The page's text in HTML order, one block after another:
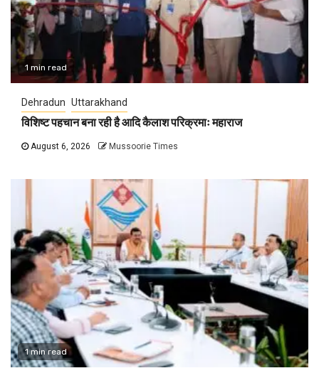
1 min read
Dehradun Uttarakhand
विशिष्ट पहचान बना रही है आदि कैलाश परिक्रमाः महाराज
August 6, 2026 Mussoorie Times
1 min read